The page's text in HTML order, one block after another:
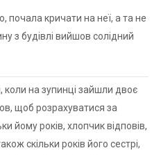
почала кричати на неї, а та не
з будівлі вийшов солідний
коли на зупинці зайшли двоє
щоб розрахуватися за
йому років, хлопчик відповів,
скільки років його сестрі,